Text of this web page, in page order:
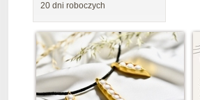
20 dni roboczych